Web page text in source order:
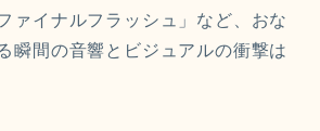
ァイナルフラッシュ」など、おな
瞬間の音響とビジュアルの衝撃は